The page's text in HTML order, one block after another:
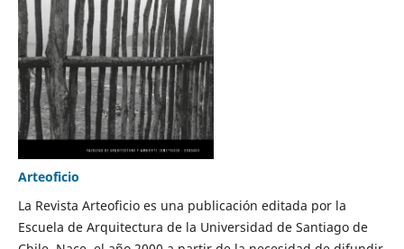
Arteoficio
La Revista Arteoficio es una publicación editada por la
Escuela de Arquitectura de la Universidad de Santiago de